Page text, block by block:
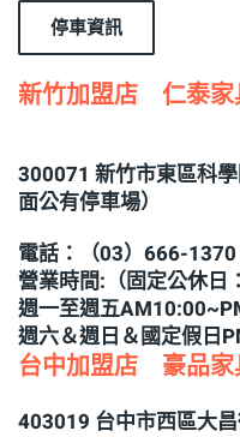
停車資訊
新竹加盟店 仁泰家
300071 新竹市東區科
面公有停車場）
電話：（03）666-
營業時間:（固定公休日
週一至週五
週六＆週日＆國定假日
台中加盟店 豪品家
403019 台中市西區大